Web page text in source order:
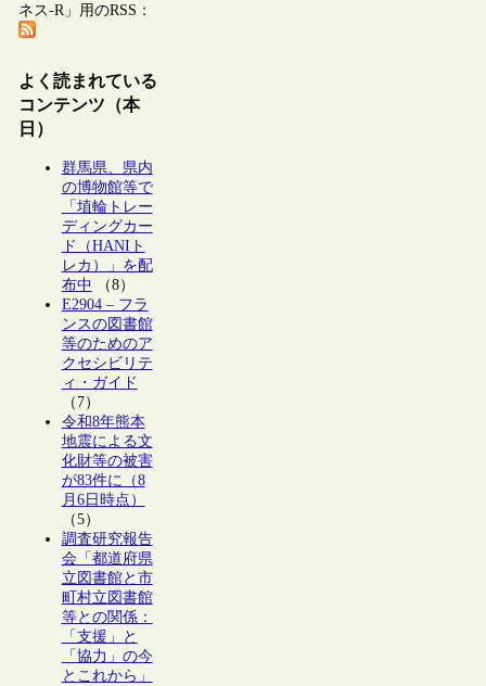
ネス-R」用のRSS：
よく読まれている
コンテンツ（本
日）
群馬県、県内
の博物館等で
「埴輪トレー
ディングカー
ド（HANIト
レカ）」を配
布中 （8）
E2904 – フラ
ンスの図書館
等のためのア
クセシビリテ
ィ・ガイド
（7）
令和8年熊本
地震による文
化財等の被害
が83件に（8
月6日時点）
（5）
調査研究報告
会「都道府県
立図書館と市
町村立図書館
等との関係：
「支援」と
「協力」の今
とこれから」